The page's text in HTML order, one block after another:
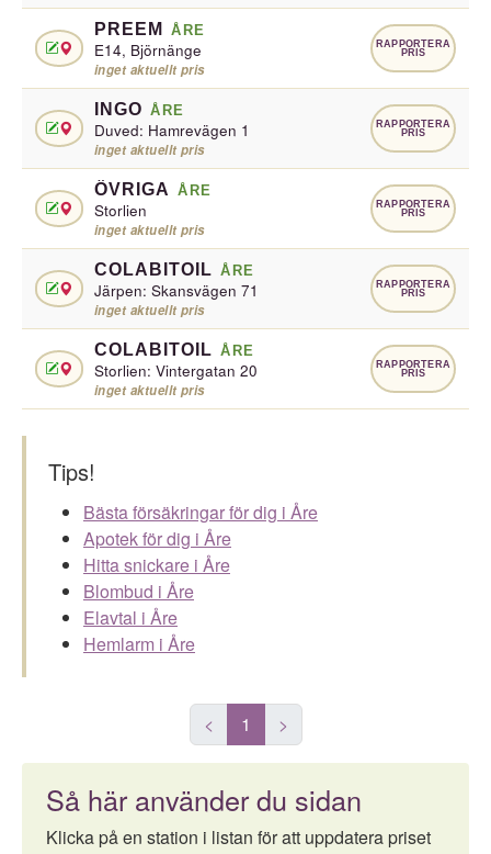
PREEM ÅRE
E14, Björnänge
inget aktuellt pris
RAPPORTERA
PRIS
INGO ÅRE
Duved: Hamrevägen 1
inget aktuellt pris
RAPPORTERA
PRIS
ÖVRIGA ÅRE
Storlien
inget aktuellt pris
RAPPORTERA
PRIS
COLABITOIL ÅRE
Järpen: Skansvägen 71
inget aktuellt pris
RAPPORTERA
PRIS
COLABITOIL ÅRE
Storlien: Vintergatan 20
inget aktuellt pris
RAPPORTERA
PRIS
Tips!
Bästa försäkringar för dig i Åre
Apotek för dig i Åre
Hitta snickare i Åre
Blombud i Åre
Elavtal i Åre
Hemlarm i Åre
< 1 >
Så här använder du sidan
Klicka på en station i listan för att uppdatera priset